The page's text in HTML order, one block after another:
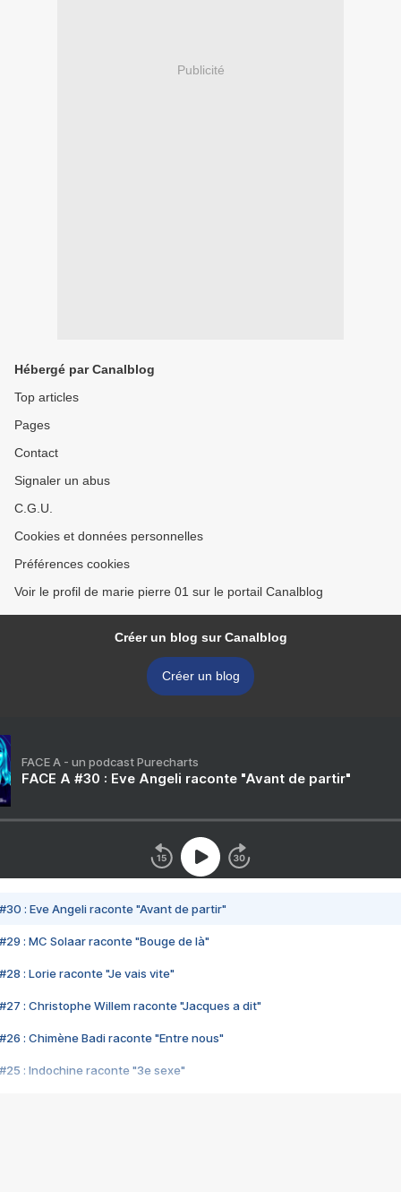
Publicité
Hébergé par Canalblog
Top articles
Pages
Contact
Signaler un abus
C.G.U.
Cookies et données personnelles
Préférences cookies
Voir le profil de marie pierre 01 sur le portail Canalblog
Créer un blog sur Canalblog
Créer un blog
FACE A - un podcast Purecharts
FACE A #30 : Eve Angeli raconte "Avant de partir"
#30 : Eve Angeli raconte "Avant de partir"
#29 : MC Solaar raconte "Bouge de là"
#28 : Lorie raconte "Je vais vite"
#27 : Christophe Willem raconte "Jacques a dit"
#26 : Chimène Badi raconte "Entre nous"
#25 : Indochine raconte "3e sexe"